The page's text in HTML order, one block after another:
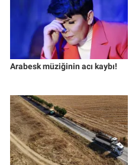
Arabesk müziğinin acı kaybı!